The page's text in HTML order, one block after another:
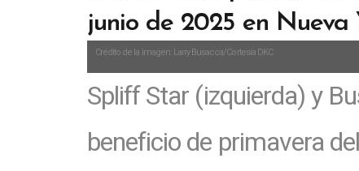
Crédito de la imagen: Larry Busacca/Cortesía DKC
Spliff Star (izquierda) y
beneficio de primavera